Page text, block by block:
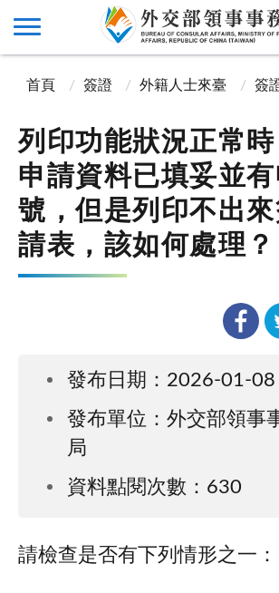
首頁 簽證 外籍人士來臺 簽
列印功能狀況正常
申請資料已填妥並
號，但是列印不出來
請表，該如何處理？
發布日期：2026-01-08
發布單位：外交部領事
局
資料點閱次數：630
請檢查是否有下列情形之一：